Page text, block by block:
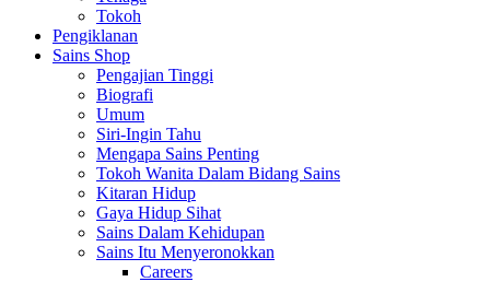
Tokoh
Pengiklanan
Sains Shop
Pengajian Tinggi
Biografi
Umum
Siri-Ingin Tahu
Mengapa Sains Penting
Tokoh Wanita Dalam Bidang Sains
Kitaran Hidup
Gaya Hidup Sihat
Sains Dalam Kehidupan
Sains Itu Menyeronokkan
Careers